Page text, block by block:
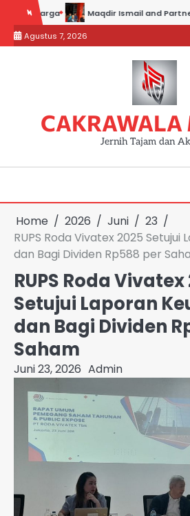
content
Maqdir Ismail and Partners
Agustus 7, 2026
CAKRAWALA
Jernih Tajam dan
Home 2026 Juni
23
RUPS Roda Vivatex 2025 Setujui
dan Bagi Dividen Rp588 per
RUPS Roda Vivatex
Setujui Laporan
dan Bagi Dividen
Saham
Juni 23, 2026 Admin